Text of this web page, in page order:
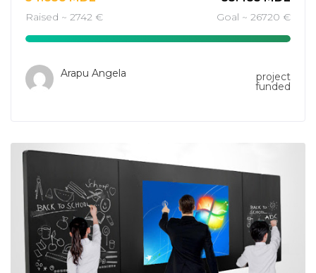
Raised ~ 2742 € Goal ~ 26720 €
Arapu Angela project
funded